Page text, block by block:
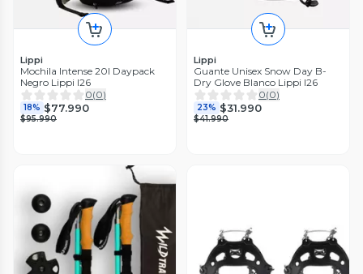
Lippi
Mochila Intense 20l Daypack
Negro Lippi I26
0(0)
18% $77.990
$95.990
Lippi
Guante Unisex Snow Day B-
Dry Glove Blanco Lippi I26
0(0)
23% $31.990
$41.990